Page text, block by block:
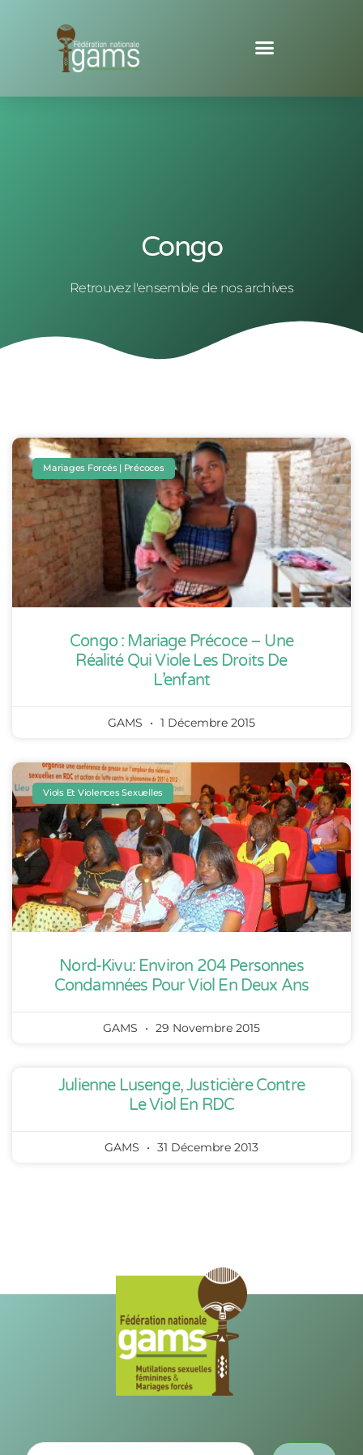
Congo
Retrouvez l'ensemble de nos archives
Mariages Forcés | Précoces
Congo : Mariage Précoce – Une
Réalité Qui Viole Les Droits De
L’enfant
GAMS 1 Décembre 2015
Viols Et Violences Sexuelles
Nord-Kivu: Environ 204 Personnes
Condamnées Pour Viol En Deux Ans
GAMS 29 Novembre 2015
Julienne Lusenge, Justicière Contre
Le Viol En RDC
GAMS 31 Décembre 2013